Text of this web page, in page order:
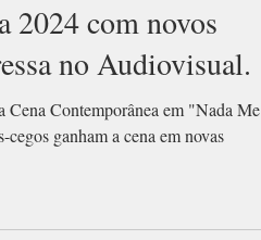
com novos
no Audiovisual.
Cena Contemporânea em "Nada Me
ganham a cena em novas